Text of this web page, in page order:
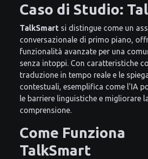
Caso di Studio:
TalkSmart si distingue come un
conversazionale di primo piano,
funzionalità avanzate per una
senza intoppi. Con caratteristiche
traduzione in tempo reale e le
contestuali, esemplifica come l'IA
le barriere linguistiche e migliorare
comprensione.
Come Funziona
TalkSmart